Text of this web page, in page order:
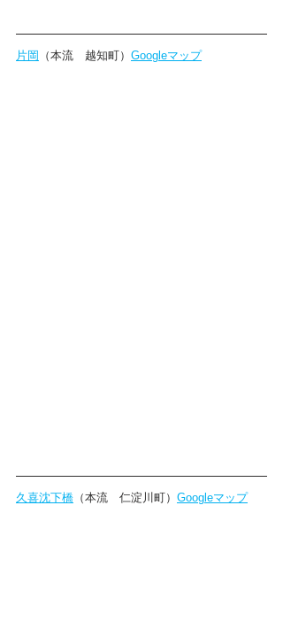
片岡 （本流　越知町） Googleマップ
久喜沈下橋 （本流　仁淀川町） Googleマップ